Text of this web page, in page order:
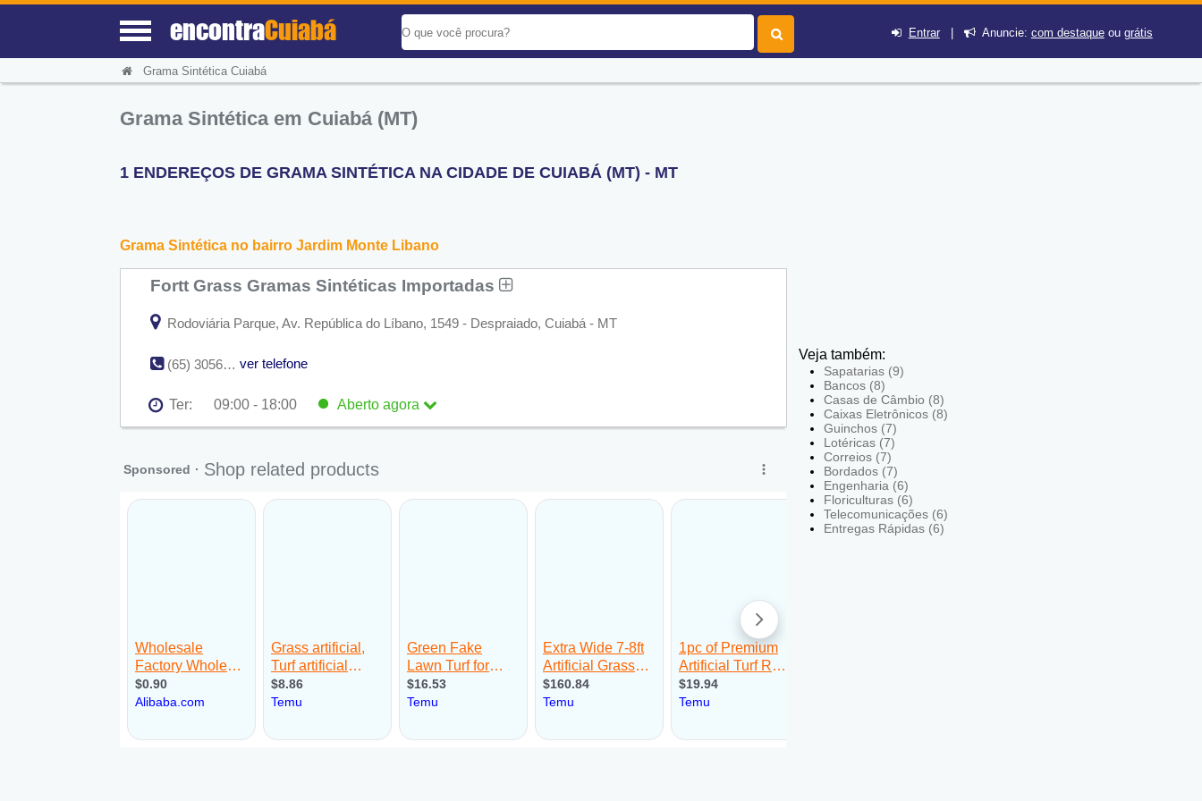
encontraCuiabá Entrar| Anuncie: com destaqueou grátis
Grama Sintética Cuiabá
Grama Sintética em Cuiabá (MT)
1 ENDEREÇOS DE GRAMA SINTÉTICA NA CIDADE DE CUIABÁ (MT) - MT
Grama Sintética no bairro Jardim Monte Libano
Fortt Grass Gramas Sintéticas Importadas
Rodoviária Parque, Av. República do Líbano, 1549 - Despraiado, Cuiabá - MT
(65) 3056-3449 ver telefone
Ter: 09:00 - 18:00 Aberto agora
Seg:
09:00 - 18:00
Qua:
09:00 - 18:00
09:00 - 18:00
Sex:
09:00 - 18:00
Veja também:
Sapatarias (9)
Bancos (8)
Casas de Câmbio (8)
Caixas Eletrônicos (8)
Guinchos (7)
Lotéricas (7)
Correios (7)
Bordados (7)
Engenharia (6)
Floriculturas (6)
Telecomunicações (6)
Entregas Rápidas (6)